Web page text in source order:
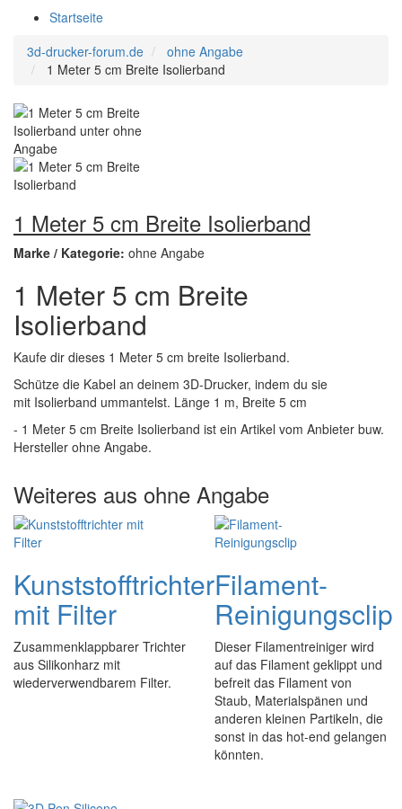
Startseite
3d-drucker-forum.de
ohne Angabe
1 Meter 5 cm Breite Isolierband
1 Meter 5 cm Breite Isolierband
Marke / Kategorie: ohne Angabe
1 Meter 5 cm Breite
Isolierband
Kaufe dir dieses 1 Meter 5 cm breite Isolierband.
Schütze die Kabel an deinem 3D-Drucker, indem du sie
mit Isolierband ummantelst. Länge 1 m, Breite 5 cm
- 1 Meter 5 cm Breite Isolierband ist ein Artikel vom Anbieter buw.
Hersteller ohne Angabe.
Weiteres aus ohne Angabe
Kunststofftrichter
mit Filter
Zusammenklappbarer Trichter
aus Silikonharz mit
wiederverwendbarem Filter.
Filament-
Reinigungsclip
Dieser Filamentreiniger wird
auf das Filament geklippt und
befreit das Filament von
Staub, Materialspänen und
anderen kleinen Partikeln, die
sonst in das hot-end gelangen
könnten.